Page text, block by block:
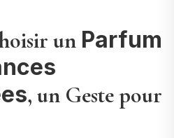
un Parfum
, un Geste pour